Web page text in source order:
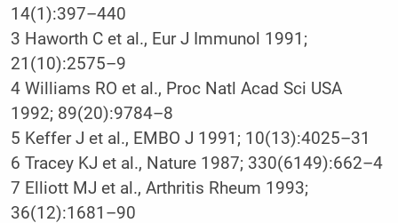
14(1):397–440
3 Haworth C et al., Eur J Immunol 1991;
21(10):2575–9
4 Williams RO et al., Proc Natl Acad Sci USA
1992; 89(20):9784–8
5 Keffer J et al., EMBO J 1991; 10(13):4025–31
6 Tracey KJ et al., Nature 1987; 330(6149):662–4
7 Elliott MJ et al., Arthritis Rheum 1993;
36(12):1681–90